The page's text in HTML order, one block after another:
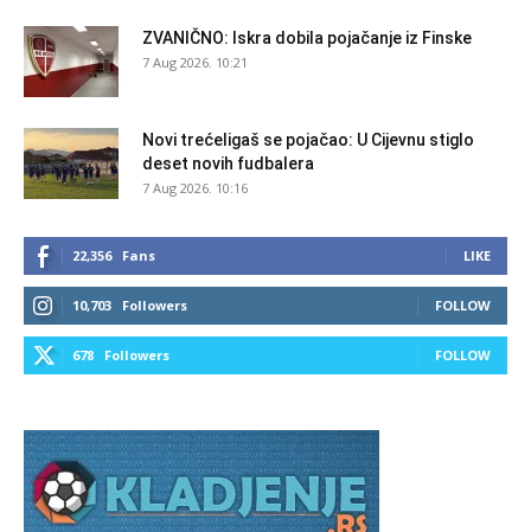
ZVANIČNO: Iskra dobila pojačanje iz Finske
7 Aug 2026. 10:21
Novi trećeligaš se pojačao: U Cijevnu stiglo
deset novih fudbalera
7 Aug 2026. 10:16
22,356 Fans LIKE
10,703 Followers FOLLOW
678 Followers FOLLOW